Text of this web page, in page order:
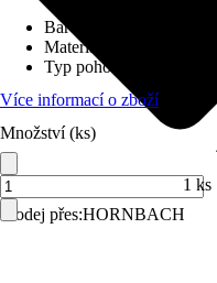
Prodej přes:HORNBACH
Barva schránky
Materiál závěsu
Typ pohonu
Více informací o zboží
Množství (ks)
1 ks